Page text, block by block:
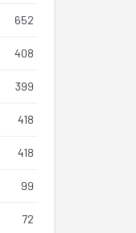
652
408
399
418
418
99
72